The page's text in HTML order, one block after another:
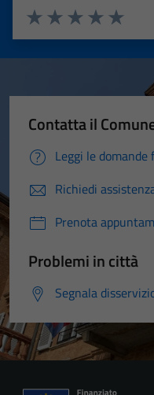
Valuta
Valuta 4
Valuta 3 stelle
Valuta 2 stelle su 5
Valuta 1 stelle su 5
Contatta il
Leggi le
Richiedi
Prenota
Problemi in città
Segnala